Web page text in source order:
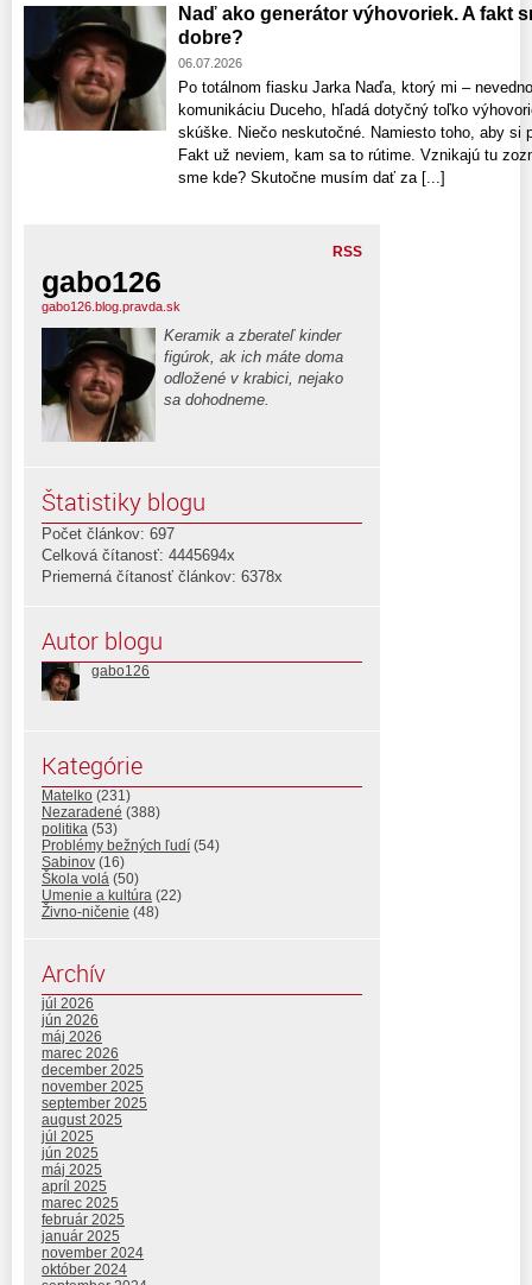
Naď ako generátor výhovoriek. A fakt
dobre?
06.07.2026
Po totálnom fiasku Jarka Naďa, ktorý mi –
komunikáciu Duceho, hľadá dotyčný toľko
skúške. Niečo neskutočné. Namiesto toho, aby si
Fakt už neviem, kam sa to rútime. Vznikajú tu
sme kde? Skutočne musím dať za [...]
RSS
gabo126
gabo126.blog.pravda.sk
Keramik a zberateľ kinder
figúrok, ak ich máte doma
odložené v krabici, nejako
sa dohodneme.
Štatistiky blogu
Počet článkov: 697
Celková čítanosť: 4445694x
Priemerná čítanosť článkov: 6378x
Autor blogu
gabo126
Kategórie
Matelko (231)
Nezaradené (388)
politika (53)
Problémy bežných ľudí (54)
Sabinov (16)
Škola volá (50)
Umenie a kultúra (22)
Živno-ničenie (48)
Archív
júl 2026
jún 2026
máj 2026
marec 2026
december 2025
november 2025
september 2025
august 2025
júl 2025
jún 2025
máj 2025
apríl 2025
marec 2025
február 2025
január 2025
november 2024
október 2024